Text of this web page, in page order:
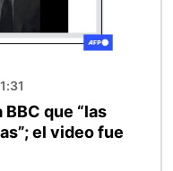
que “las
el video fue